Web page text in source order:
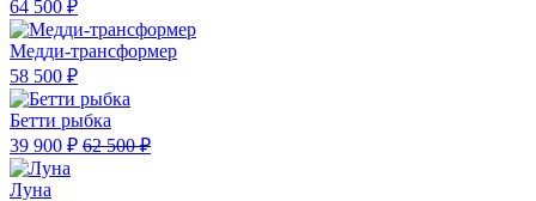
64 500 ₽
Медди-трансформер
58 500 ₽
Бетти рыбка
39 900 ₽ 62 500 ₽
Луна